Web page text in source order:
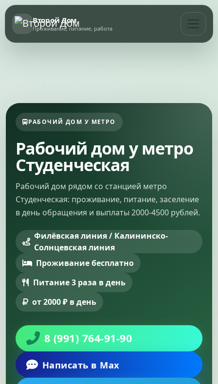
Второй Дом
Проживание, питание, работа
РАБОЧИЙ ДОМ У МЕТРО
Рабочий дом у метро
Студенческая
Рабочий дом рядом со станцией метро
Студенческая: проживание, питание, заселение
в день обращения и выплаты 2000-4500 рублей.
Филёвская линия / Калининско-
Солнцевская линия
Проживание бесплатно
Питание 3 раза в день
от 2000 ₽ в день
8 (991) 764-91-90
Написать в Max